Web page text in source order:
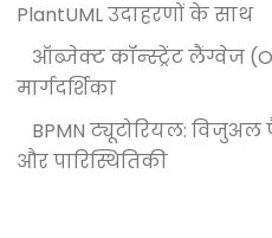
PlantUML उदाहरणों के साथ
ऑब्जेक्ट कॉन्स्ट्रेंट लैंग्वेज
मार्गदर्शिका
BPMN ट्यूटोरियल: विजुअल
और पारिस्थितिकी